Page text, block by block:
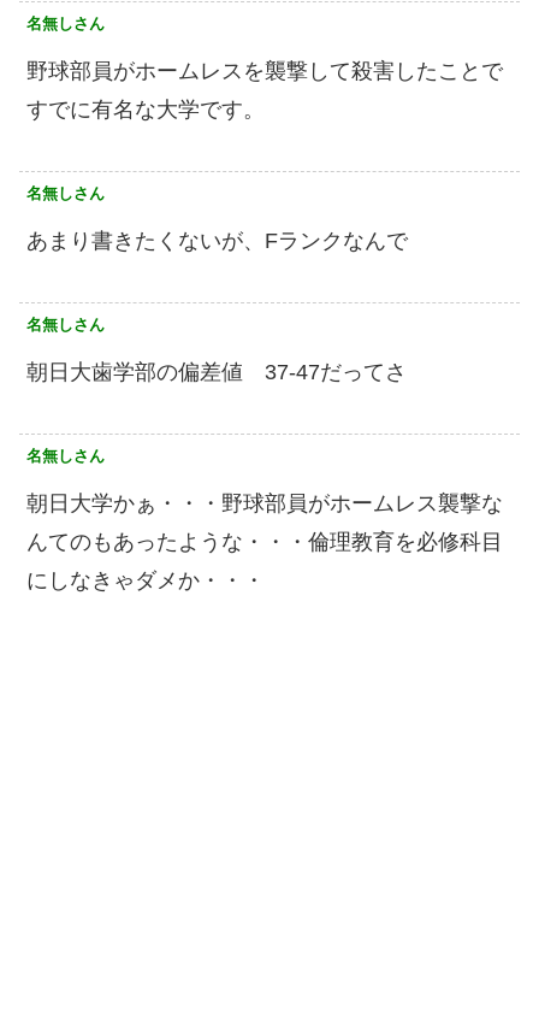
名無しさん
野球部員がホームレスを襲撃して殺害したことで
すでに有名な大学です。
名無しさん
あまり書きたくないが、Fランクなんで
名無しさん
朝日大歯学部の偏差値 37-47だってさ
名無しさん
朝日大学かぁ・・・野球部員がホームレス襲撃な
んてのもあったような・・・倫理教育を必修科目
にしなきゃダメか・・・